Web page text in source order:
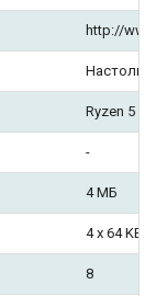
http://
Ryzen 5
-
4 МБ
4 x 64 KB
8